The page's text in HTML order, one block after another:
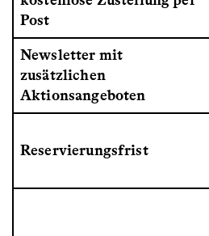
Post
Newsletter mit
zusätzlichen
Aktionsangeboten
Reservierungsfrist